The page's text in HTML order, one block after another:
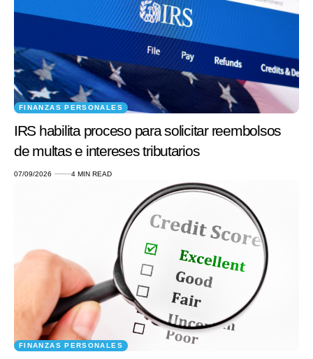
FINANZAS PERSONALES
IRS habilita proceso para solicitar reembolsos
de multas e intereses tributarios
07/09/2026 4 MIN READ
FINANZAS PERSONALES